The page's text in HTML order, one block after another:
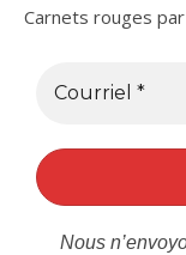
Carnets rouges
Nous